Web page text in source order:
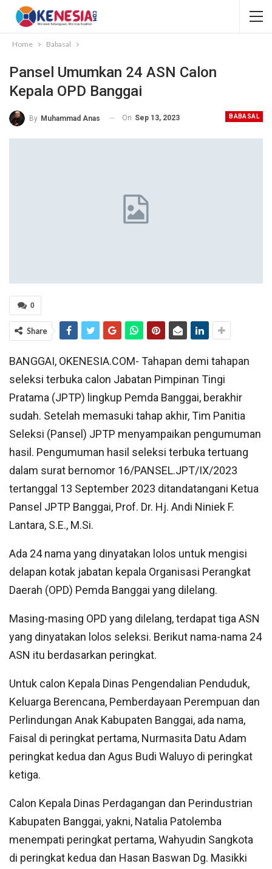
Home Babasal
Pansel Umumkan 24 ASN Calon
Kepala OPD Banggai
BABASAL
By Muhammad Anas On Sep 13, 2023
0
Share
BANGGAI, OKENESIA.COM- Tahapan demi tahapan
seleksi terbuka calon Jabatan Pimpinan Tingi
Pratama (JPTP) lingkup Pemda Banggai, berakhir
sudah. Setelah memasuki tahap akhir, Tim Panitia
Seleksi (Pansel) JPTP menyampaikan pengumuman
hasil. Pengumuman hasil seleksi terbuka tertuang
dalam surat bernomor 16/PANSEL.JPT/IX/2023
tertanggal 13 September 2023 ditandatangani Ketua
Pansel JPTP Banggai, Prof. Dr. Hj. Andi Niniek F.
Lantara, S.E., M.Si.
Ada 24 nama yang dinyatakan lolos untuk mengisi
delapan kotak jabatan kepala Organisasi Perangkat
Daerah (OPD) Pemda Banggai yang dilelang.
Masing-masing OPD yang dilelang, terdapat tiga ASN
yang dinyatakan lolos seleksi. Berikut nama-nama 24
ASN itu berdasarkan peringkat.
Untuk calon Kepala Dinas Pengendalian Penduduk,
Keluarga Berencana, Pemberdayaan Perempuan dan
Perlindungan Anak Kabupaten Banggai, ada nama,
Faisal di peringkat pertama, Nurmasita Datu Adam
peringkat kedua dan Agus Budi Waluyo di peringkat
ketiga.
Calon Kepala Dinas Perdagangan dan Perindustrian
Kabupaten Banggai, yakni, Natalia Patolemba
menempati peringkat pertama, Wahyudin Sangkota
di peringkat kedua dan Hasan Baswan Dg. Masikki